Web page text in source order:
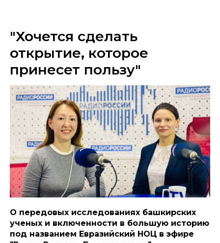
"Хочется сделать
открытие, которое
принесет пользу"
О передовых исследованиях башкирских
ученых и включенности в большую историю
под названием Евразийский НОЦ в эфире